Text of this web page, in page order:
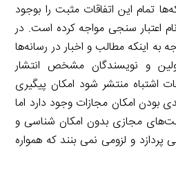
تمام این اتفاقات مثبت را بوجود
اعتبار سنجی مواجه کرده است. در
به اینکه مطالب و اخبار در رسانه‌ها
و نویسندگان مشخص انتشار
اشتباه منتشر شود امکان پیگیری
بودن امکان مجازات وجود دارد اما
مجازی بدون امکان شناسی و
و لزومی نمی بنند که همواره